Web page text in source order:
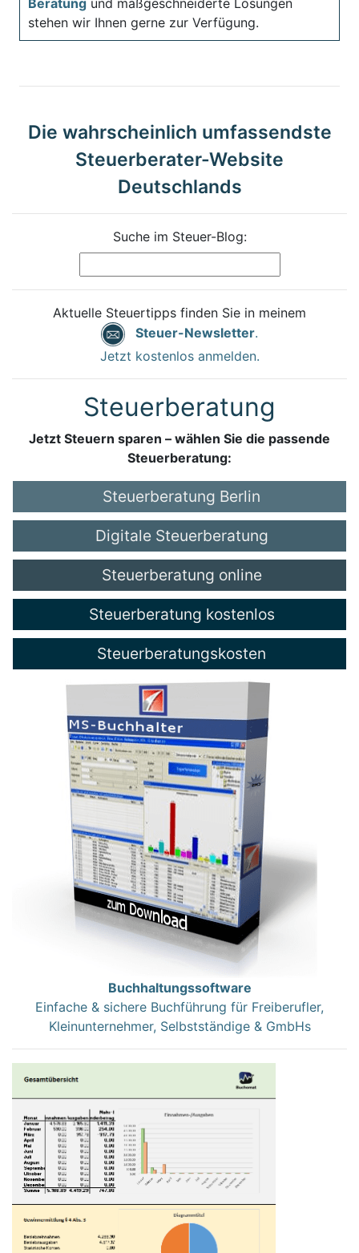
stehen wir Ihnen gerne zur Verfügung.
Die wahrscheinlich umfassendste
Steuerberater-Website
Deutschlands
Suche im Steuer-Blog:
Aktuelle Steuertipps finden Sie in meinem
Steuer-Newsletter.
Jetzt kostenlos anmelden.
Steuerberatung
Jetzt Steuern sparen – wählen Sie die passende
Steuerberatung:
Steuerberatung Berlin
Digitale Steuerberatung
Steuerberatung online
Steuerberatung kostenlos
Steuerberatungskosten
Buchhaltungssoftware
Einfache & sichere Buchführung für Freiberufler,
Kleinunternehmer, Selbstständige & GmbHs